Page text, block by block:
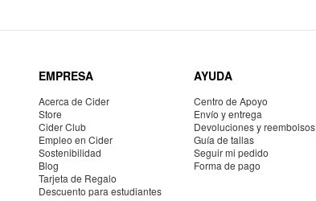
EMPRESA
Acerca de Cider
Store
Cider Club
Empleo en Cider
Sostenibilidad
Blog
Tarjeta de Regalo
Descuento para estudiantes
AYUDA
Centro de Apoyo
Envío y entrega
Devoluciones y reembolsos
Guía de tallas
Seguir mi pedido
Forma de pago